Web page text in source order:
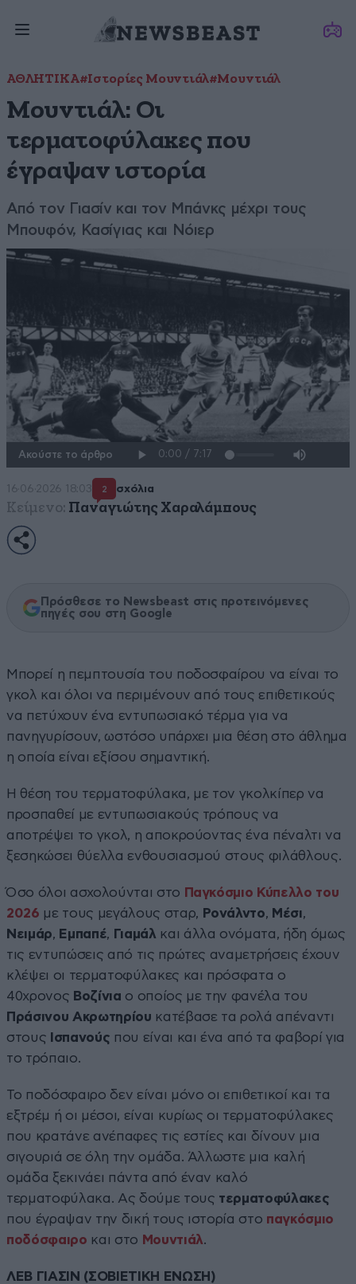
ΑΘΛΗΤΙΚΑ#Ιστορίες Μουντιάλ#Μουντιάλ
Μουντιάλ: Οι
τερματοφύλακες που
έγραψαν ιστορία
Από τον Γιασίν και τον Μπάνκς μέχρι τους
Μπουφόν, Κασίγιας και Νόιερ
Ακούστε το άρθρο
16·06·2026 18:03 2 σχόλια
Κείμενο: Παναγιώτης Χαραλάμπους
Πρόσθεσε το Newsbeast στις προτεινόμενες
πηγές σου στη Google
Μπορεί η πεμπτουσία του ποδοσφαίρου να είναι το
γκολ και όλοι να περιμένουν από τους επιθετικούς
να πετύχουν ένα εντυπωσιακό τέρμα για να
πανηγυρίσουν, ωστόσο υπάρχει μια θέση στο άθλημα
η οποία είναι εξίσου σημαντική.
Η θέση του τερματοφύλακα, με τον γκολκίπερ να
προσπαθεί με εντυπωσιακούς τρόπους να
αποτρέψει το γκολ, η αποκρούοντας ένα πέναλτι να
ξεσηκώσει θύελλα ενθουσιασμού στους φιλάθλους.
Όσο όλοι ασχολούνται στο Παγκόσμιο Κύπελλο του
2026 με τους μεγάλους σταρ, Ρονάλντο, Μέσι,
Νειμάρ, Εμπαπέ, Γιαμάλ και άλλα ονόματα, ήδη όμως
τις εντυπώσεις από τις πρώτες αναμετρήσεις έχουν
κλέψει οι τερματοφύλακες και πρόσφατα ο
40χρονος Βοζίνια ο οποίος με την φανέλα του
Πράσινου Ακρωτηρίου κατέβασε τα ρολά απέναντι
στους
Ισπανούς που είναι και ένα από τα φαβορί για
το τρόπαιο.
Το ποδόσφαιρο δεν είναι μόνο οι επιθετικοί και τα
εξτρέμ ή οι μέσοι, είναι κυρίως οι τερματοφύλακες
που κρατάνε ανέπαφες τις εστίες και δίνουν μια
σιγουριά σε όλη την ομάδα. Άλλωστε μια καλή
ομάδα ξεκινάει πάντα από έναν καλό
τερματοφύλακα. Ας δούμε τους τερματοφύλακες
που έγραψαν την δική τους ιστορία στο παγκόσμιο
ποδόσφαιρο και στο Μουντιάλ.
ΛΕΒ ΓΙΑΣΙΝ (ΣΟΒΙΕΤΙΚΗ ΕΝΩΣΗ)